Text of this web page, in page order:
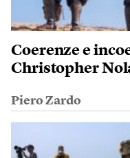
Coerenze e
Christopher
Piero Zardo